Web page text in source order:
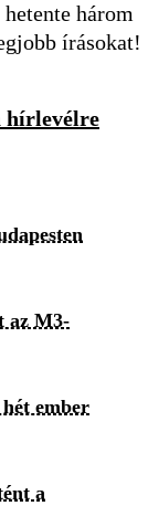
három
írásokat!
hírlevélre
az M3-
ember
a